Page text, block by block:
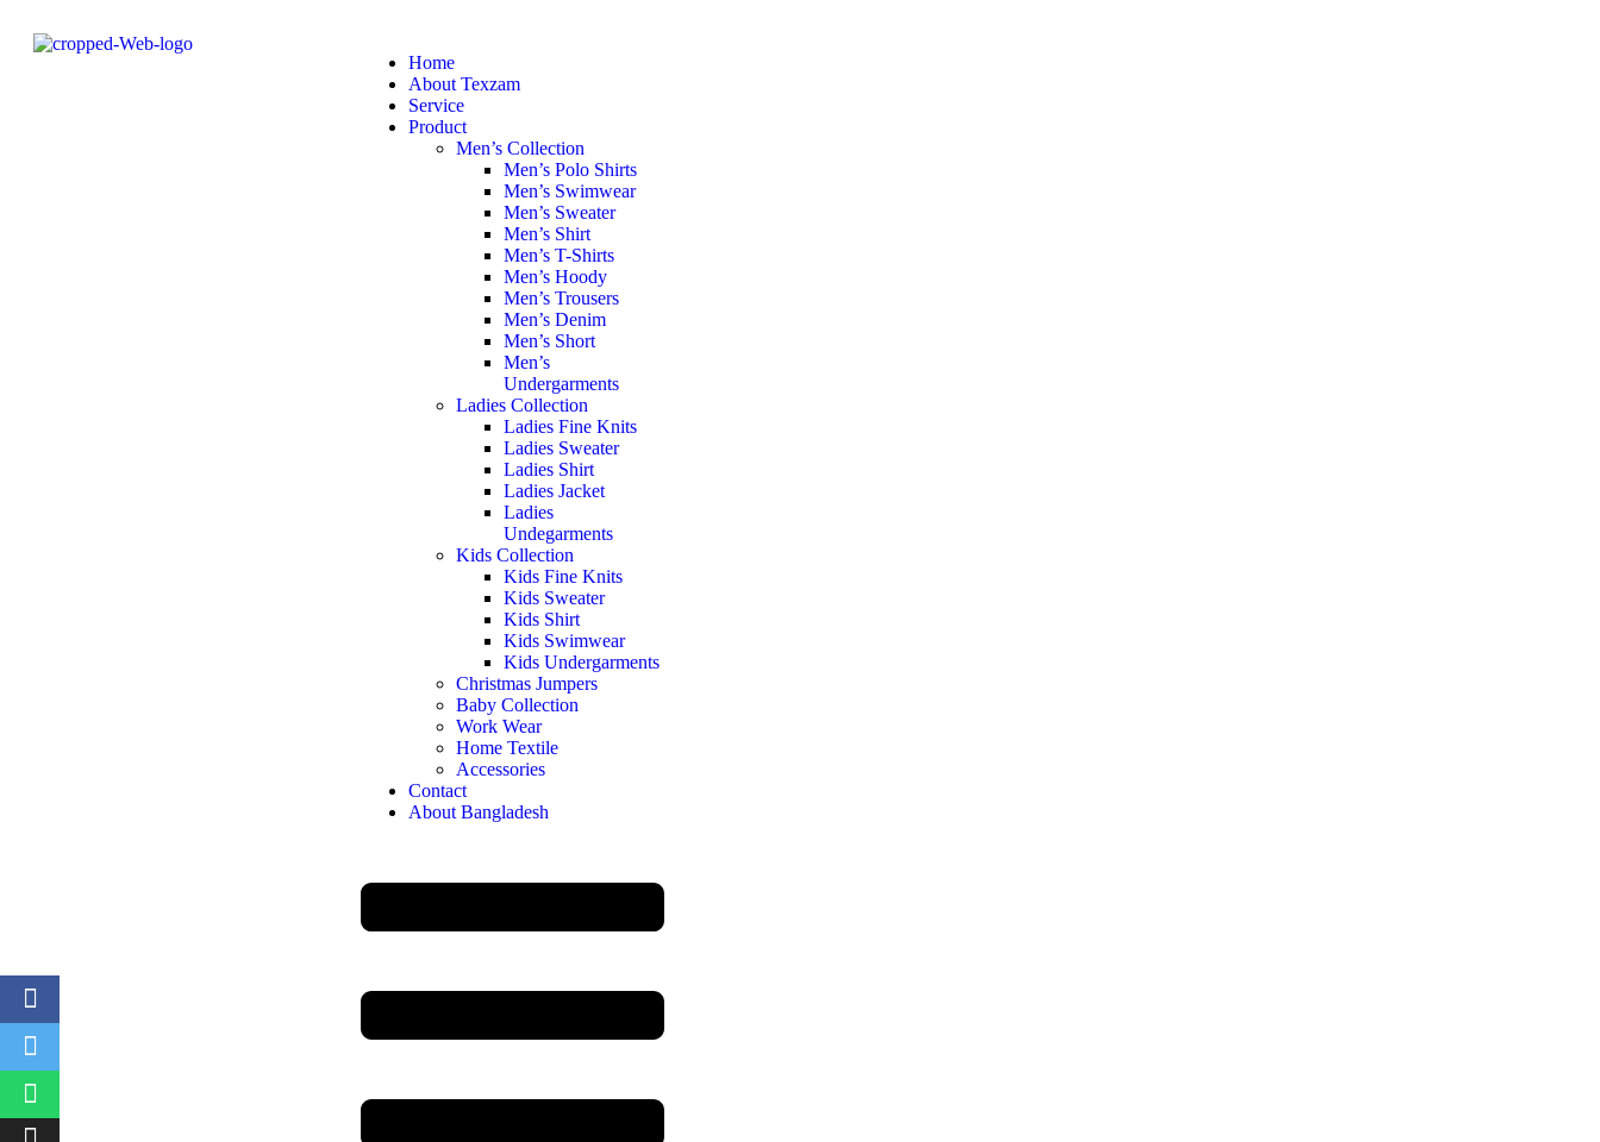
Home
About Texzam
Service
Product
Men’s Collection
Men’s Polo Shirts
Men’s Swimwear
Men’s Sweater
Men’s Shirt
Men’s T-Shirts
Men’s Hoody
Men’s Trousers
Men’s Denim
Men’s Short
Men’s
Undergarments
Ladies Collection
Ladies Fine Knits
Ladies Sweater
Ladies Shirt
Ladies Jacket
Ladies
Undegarments
Kids Collection
Kids Fine Knits
Kids Sweater
Kids Shirt
Kids Swimwear
Kids Undergarments
Christmas Jumpers
Baby Collection
Work Wear
Home Textile
Accessories
Contact
About Bangladesh